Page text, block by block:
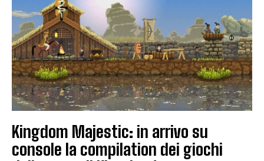
Kingdom Majestic: in arrivo su
console la compilation dei giochi